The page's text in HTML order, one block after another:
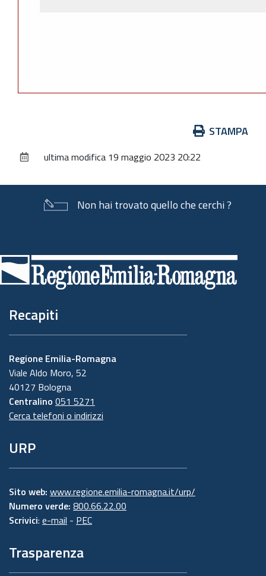
documento
STAMPA
ultima modifica 19 maggio 2023 20:22
Non hai trovato quello che cerchi ?
di
pagina
Recapiti
Regione Emilia-Romagna
Viale Aldo Moro, 52
40127 Bologna
Centralino 051 5271
Cerca telefoni o indirizzi
URP
Sito web: www.regione.emilia-romagna.it/urp/
Numero verde: 800.66.22.00
Scrivici: e-mail - PEC
Trasparenza